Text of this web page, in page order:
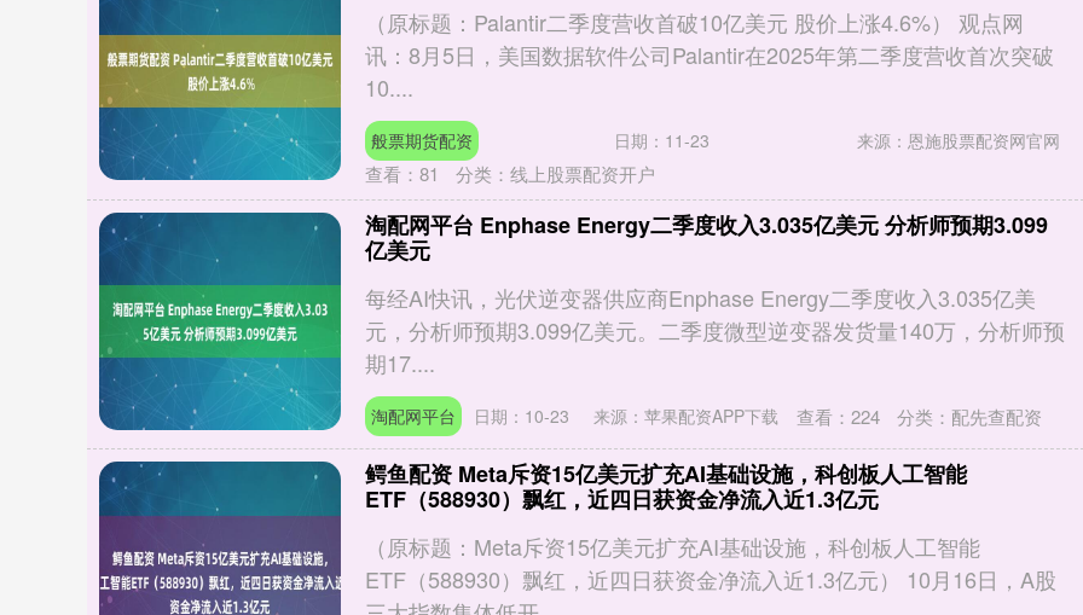
（原标题：Palantir二季度营收首破10亿美元 股价上涨4.6%） 观点网
讯：8月5日，美国数据软件公司Palantir在2025年第二季度营收首次突破
10....
般票期货配资 日期：11-23 来源：恩施股票配资网官网
查看： 81 分类： 线上股票配资开户
淘配网平台 Enphase Energy二季度收入3.035亿美元 分析师预期3.099
亿美元
每经AI快讯，光伏逆变器供应商Enphase Energy二季度收入3.035亿美
元，分析师预期3.099亿美元。二季度微型逆变器发货量140万，分析师预
期17....
淘配网平台 日期：10-23 来源：苹果配资APP下载 查看： 224 分类： 配先查配资
鳄鱼配资 Meta斥资15亿美元扩充AI基础设施，科创板人工智能
ETF（588930）飘红，近四日获资金净流入近1.3亿元
（原标题：Meta斥资15亿美元扩充AI基础设施，科创板人工智能
ETF（588930）飘红，近四日获资金净流入近1.3亿元） 10月16日，A股